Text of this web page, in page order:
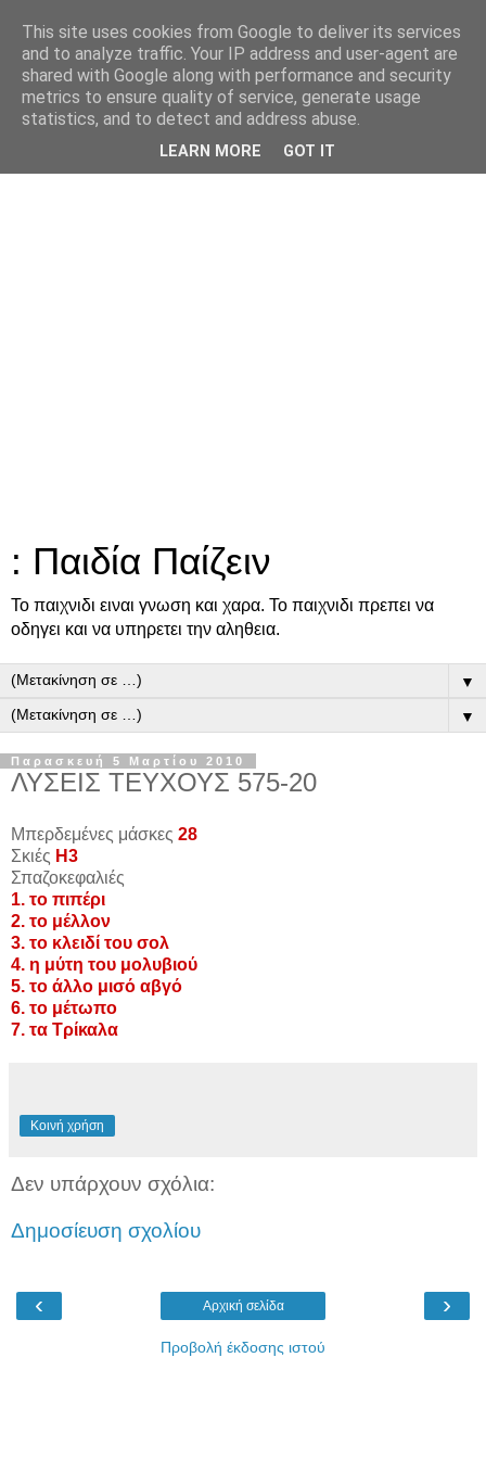
: Παιδία Παίζειν
Το παιχνιδι ειναι γνωση και χαρα. Το παιχνιδι πρεπει να
οδηγει και να υπηρετει την αληθεια.
▼
▼
Παρασκευή 5 Μαρτίου 2010
ΛΥΣΕΙΣ ΤΕΥΧΟΥΣ 575-20
Μπερδεμένες μάσκες 28
Σκιές Η3
Σπαζοκεφαλιές
1. το πιπέρι
2. το μέλλον
3. το κλειδί του σολ
4. η μύτη του μολυβιού
5. το άλλο μισό αβγό
6. το μέτωπο
7. τα Τρίκαλα
Κοινή χρήση
Δεν υπάρχουν σχόλια:
Δημοσίευση σχολίου
‹ ›
Αρχική σελίδα
Προβολή έκδοσης ιστού
This site uses cookies from Google to deliver its services
and to analyze traffic. Your IP address and user-agent are
shared with Google along with performance and security
metrics to ensure quality of service, generate usage
statistics, and to detect and address abuse.
LEARN MORE GOT IT